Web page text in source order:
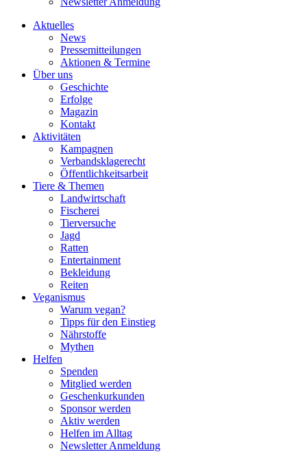
Aktuelles
News
Pressemitteilungen
Aktionen & Termine
Über uns
Geschichte
Erfolge
Magazin
Kontakt
Aktivitäten
Kampagnen
Verbandsklagerecht
Öffentlichkeitsarbeit
Tiere & Themen
Landwirtschaft
Fischerei
Tierversuche
Jagd
Ratten
Entertainment
Bekleidung
Reiten
Veganismus
Warum vegan?
Tipps für den Einstieg
Nährstoffe
Mythen
Helfen
Spenden
Mitglied werden
Geschenkurkunden
Sponsor werden
Aktiv werden
Helfen im Alltag
Newsletter Anmeldung